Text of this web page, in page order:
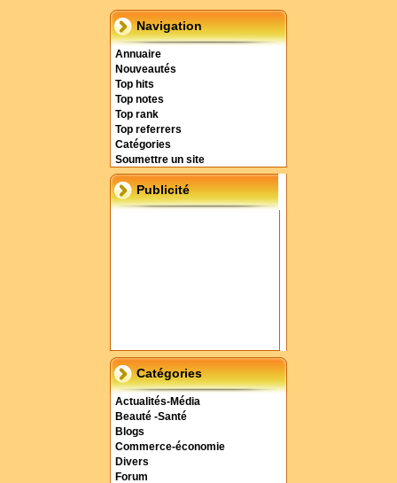
Navigation
Annuaire
Nouveautés
Top hits
Top notes
Top rank
Top referrers
Catégories
Soumettre un site
Publicité
Catégories
Actualités-Média
Beauté -Santé
Blogs
Commerce-économie
Divers
Forum